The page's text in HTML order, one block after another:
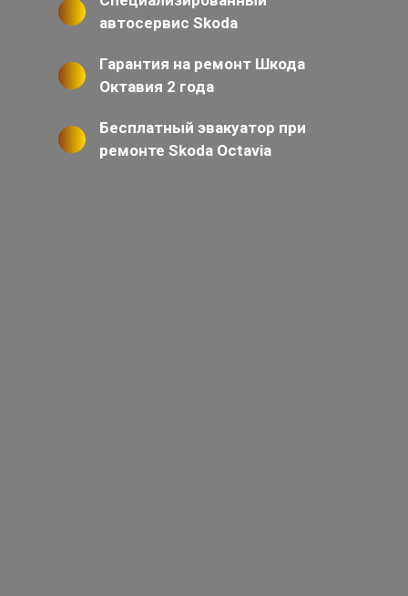
автосервис Skoda
Гарантия на ремонт Шкода
Октавия 2 года
Бесплатный эвакуатор при
ремонте Skoda Octavia